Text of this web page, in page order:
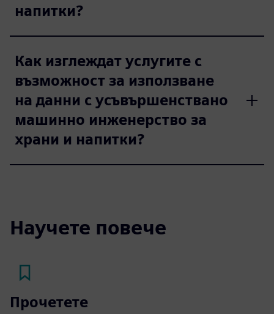
напитки?
Как изглеждат услугите с
възможност за използване
на данни с усъвършенствано
машинно инженерство за
храни и напитки?
Научете повече
Прочетете